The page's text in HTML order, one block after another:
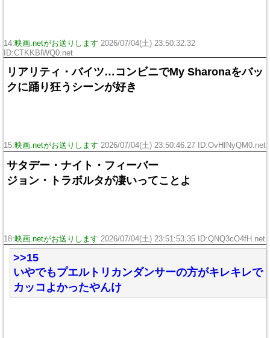
14:映画.netがお送りします 2026/07/04(土) 23:50:32.32
ID:CTKKBlWQ0.net
リアリティ・バイツ…コンビニでMy Sharonaをバッ
クに踊り狂うシーンが好き
15:映画.netがお送りします 2026/07/04(土) 23:50:46.27 ID:OvHfNyQM0.net
サタデー・ナイト・フィーバー
ジョン・トラボルタが凄いってことよ
18:映画.netがお送りします 2026/07/04(土) 23:51:53.35 ID:QNQ3cO4fH.net
>>15
いやでもプエルトリカンダンサーの方がキレキレで
カッコよかったやんけ